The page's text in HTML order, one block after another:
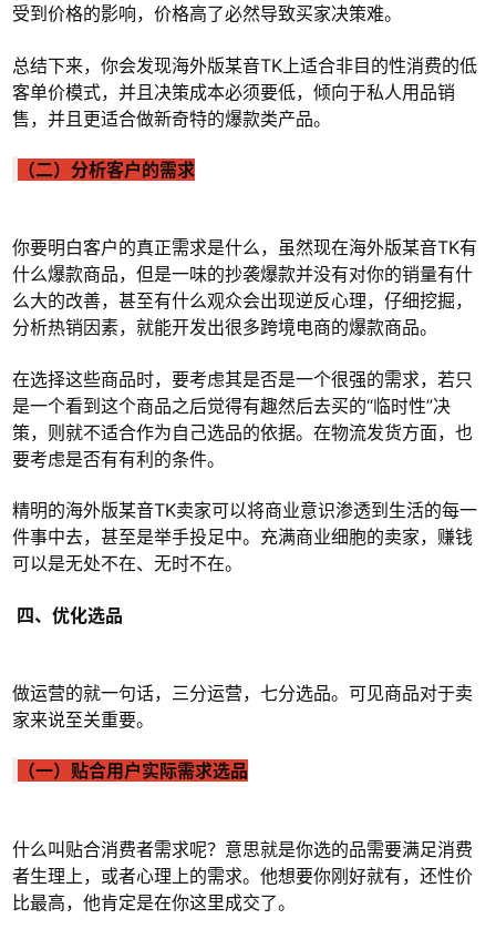
受到价格的影响，价格高了必然导致买家决策难。
总结下来，你会发现海外版某音TK上适合非目的性消费的低
客单价模式，并且决策成本必须要低，倾向于私人用品销
售，并且更适合做新奇特的爆款类产品。
（二）分析客户的需求
你要明白客户的真正需求是什么，虽然现在海外版某音TK有
什么爆款商品，但是一味的抄袭爆款并没有对你的销量有什
么大的改善，甚至有什么观众会出现逆反心理，仔细挖掘，
分析热销因素，就能开发出很多跨境电商的爆款商品。
在选择这些商品时，要考虑其是否是一个很强的需求，若只
是一个看到这个商品之后觉得有趣然后去买的“临时性”决
策，则就不适合作为自己选品的依据。在物流发货方面，也
要考虑是否有有利的条件。
精明的海外版某音TK卖家可以将商业意识渗透到生活的每一
件事中去，甚至是举手投足中。充满商业细胞的卖家，赚钱
可以是无处不在、无时不在。
四、优化选品
做运营的就一句话，三分运营，七分选品。可见商品对于卖
家来说至关重要。
（一）贴合用户实际需求选品
什么叫贴合消费者需求呢？意思就是你选的品需要满足消费
者生理上，或者心理上的需求。他想要你刚好就有，还性价
比最高，他肯定是在你这里成交了。